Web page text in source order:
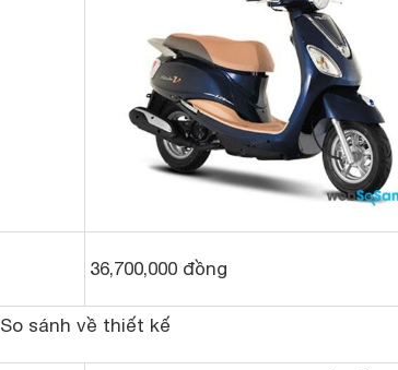
36,700,000 đồng
So sánh về thiết kế